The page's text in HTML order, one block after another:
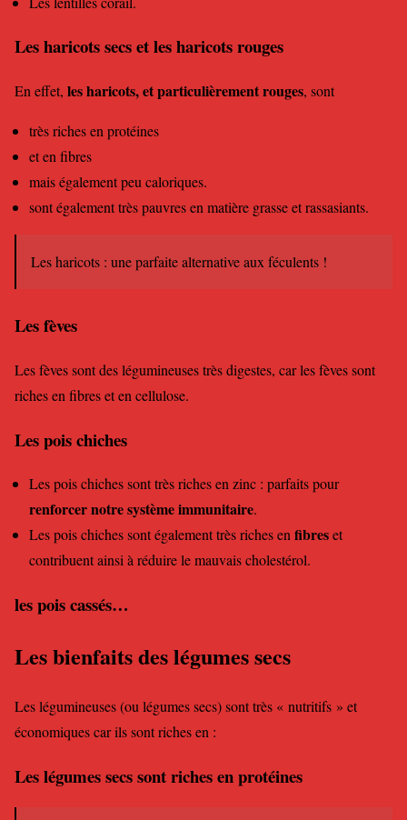
Lesharicotssecs et les haricots rouges
En effet, les haricots, et particulièrement rouges, sont
très riches en protéines
et en fibres
mais également peu caloriques.
sont également très pauvres en matière grasse et rassasiants.
Les haricots : une parfaite alternative aux féculents !
Lesfèves
Les fèves sont des légumineuses très digestes, car les fèves sont
riches en fibres et en cellulose.
Lespois chiches
Les pois chiches sont très riches en zinc : parfaits pour
renforcer notre système immunitaire.
Les pois chiches sont également très riches enfibreset
contribuent ainsi à réduire le mauvais cholestérol.
lespois cassés…
Les bienfaits des légumes secs
Les légumineuses (ou légumes secs) sont très « nutritifs » et
économiques car ils sont riches en :
Les légumes secs sont riches en protéines